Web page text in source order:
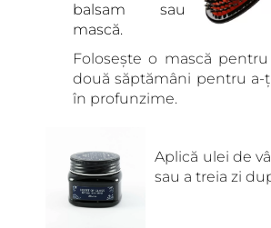
balsam sau
mască.
Folosește o mască
două săptămâni pentru a-
în profunzime.
Aplică ulei de
sau a treia zi